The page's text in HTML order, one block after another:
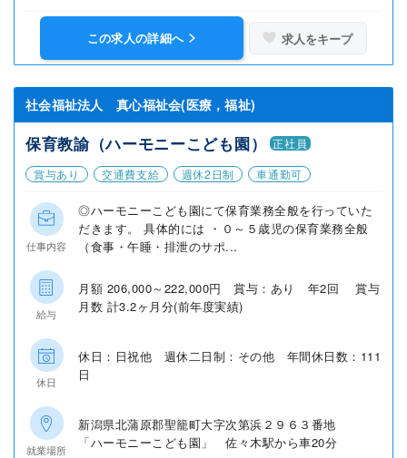
この求人の詳細へ 求人をキープ
社会福祉法人 真心福祉会(医療，福祉)
保育教諭（ハーモニーこども園）
正社員
賞与あり
交通費支給 週休2日制 車通勤可
仕事内容
◎ハーモニーこども園にて保育業務全般を行っていた
だきます。 具体的には ・０～５歳児の保育業務全般
（食事・午睡・排泄のサポ...
給与
月額 206,000～222,000円 賞与：あり 年2回 賞与
月数 計3.2ヶ月分(前年度実績)
休日
休日：日祝他 週休二日制：その他 年間休日数：111
日
就業場所
新潟県北蒲原郡聖籠町大字次第浜２９６３番地
「ハーモニーこども園」 佐々木駅から車20分